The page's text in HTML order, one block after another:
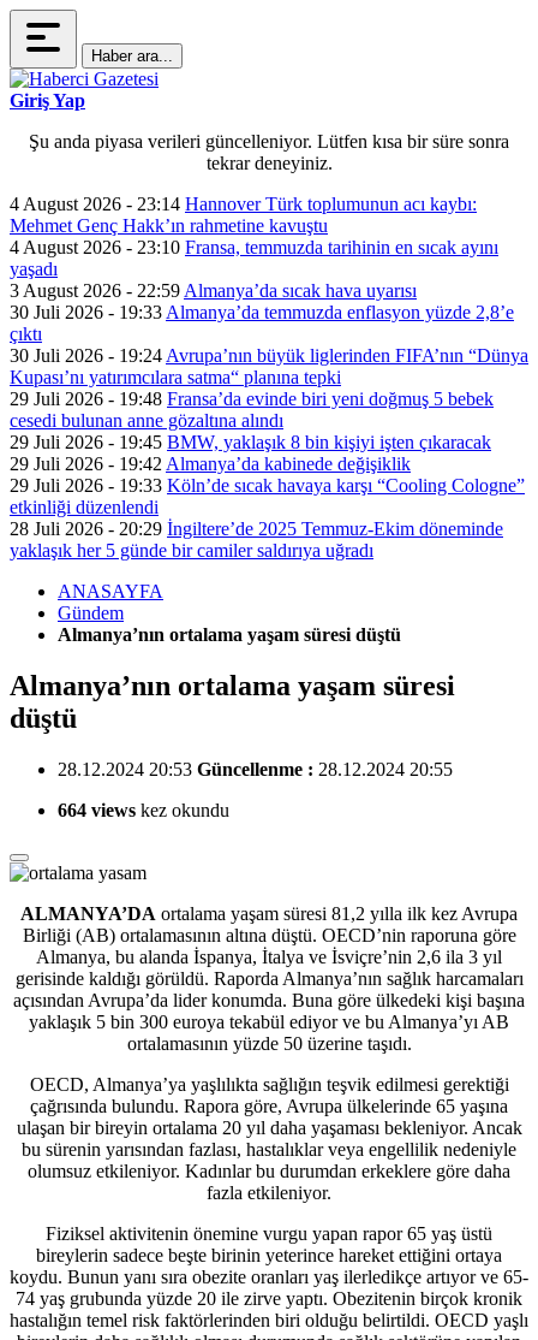
Haber ara...
Giriş Yap
Şu anda piyasa verileri güncelleniyor. Lütfen kısa bir süre sonra
tekrar deneyiniz.
4 August 2026 - 23:14 Hannover Türk toplumunun acı kaybı:
Mehmet Genç Hakk’ın rahmetine kavuştu
4 August 2026 - 23:10 Fransa, temmuzda tarihinin en sıcak ayını
yaşadı
3 August 2026 - 22:59 Almanya’da sıcak hava uyarısı
30 Juli 2026 - 19:33 Almanya’da temmuzda enflasyon yüzde 2,8’e
çıktı
30 Juli 2026 - 19:24 Avrupa’nın büyük liglerinden FIFA’nın “Dünya
Kupası’nı yatırımcılara satma“ planına tepki
29 Juli 2026 - 19:48 Fransa’da evinde biri yeni doğmuş 5 bebek
cesedi bulunan anne gözaltına alındı
29 Juli 2026 - 19:45 BMW, yaklaşık 8 bin kişiyi işten çıkaracak
29 Juli 2026 - 19:42 Almanya’da kabinede değişiklik
29 Juli 2026 - 19:33 Köln’de sıcak havaya karşı “Cooling Cologne”
etkinliği düzenlendi
28 Juli 2026 - 20:29 İngiltere’de 2025 Temmuz-Ekim döneminde
yaklaşık her 5 günde bir camiler saldırıya uğradı
ANASAYFA
Gündem
Almanya’nın ortalama yaşam süresi düştü
Almanya’nın ortalama yaşam süresi
düştü
28.12.2024 20:53 Güncellenme : 28.12.2024 20:55
664 views kez okundu
ALMANYA’DA ortalama yaşam süresi 81,2 yılla ilk kez Avrupa
Birliği (AB) ortalamasının altına düştü. OECD’nin raporuna göre
Almanya, bu alanda İspanya, İtalya ve İsviçre’nin 2,6 ila 3 yıl
gerisinde kaldığı görüldü. Raporda Almanya’nın sağlık harcamaları
açısından Avrupa’da lider konumda. Buna göre ülkedeki kişi başına
yaklaşık 5 bin 300 euroya tekabül ediyor ve bu Almanya’yı AB
ortalamasının yüzde 50 üzerine taşıdı.
OECD, Almanya’ya yaşlılıkta sağlığın teşvik edilmesi gerektiği
çağrısında bulundu. Rapora göre, Avrupa ülkelerinde 65 yaşına
ulaşan bir bireyin ortalama 20 yıl daha yaşaması bekleniyor. Ancak
bu sürenin yarısından fazlası, hastalıklar veya engellilik nedeniyle
olumsuz etkileniyor. Kadınlar bu durumdan erkeklere göre daha
fazla etkileniyor.
Fiziksel aktivitenin önemine vurgu yapan rapor 65 yaş üstü
bireylerin sadece beşte birinin yeterince hareket ettiğini ortaya
koydu. Bunun yanı sıra obezite oranları yaş ilerledikçe artıyor ve 65-
74 yaş grubunda yüzde 20 ile zirve yaptı. Obezitenin birçok kronik
hastalığın temel risk faktörlerinden biri olduğu belirtildi. OECD yaşlı